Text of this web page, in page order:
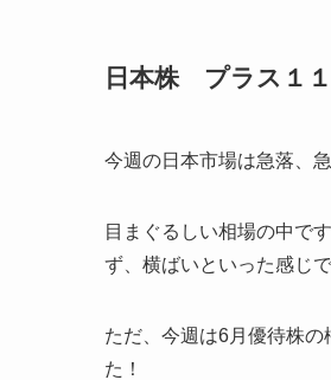
日本株 プラス１
今週の日本市場は急落、
目まぐるしい相場の中で
ず、横ばいといった感じで
ただ、今週は6月優待株
た！